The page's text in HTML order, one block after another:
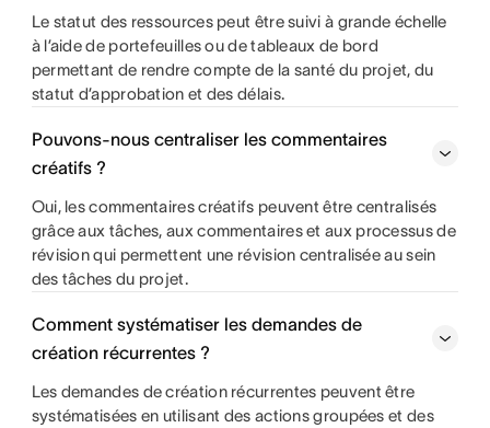
Le statut des ressources peut être suivi à grande échelle
à l’aide de portefeuilles ou de tableaux de bord
permettant de rendre compte de la santé du projet, du
statut d’approbation et des délais.
Pouvons-nous centraliser les commentaires
créatifs ?
Oui, les commentaires créatifs peuvent être centralisés
grâce aux tâches, aux commentaires et aux processus de
révision qui permettent une révision centralisée au sein
des tâches du projet.
Comment systématiser les demandes de
création récurrentes ?
Les demandes de création récurrentes peuvent être
systématisées en utilisant des actions groupées et des